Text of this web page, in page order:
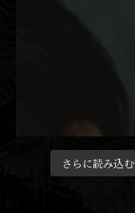
さらに読み込む